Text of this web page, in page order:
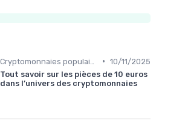
• 10/11/2025
Tout savoir sur les pièces de 10 euros
dans l’univers des cryptomonnaies